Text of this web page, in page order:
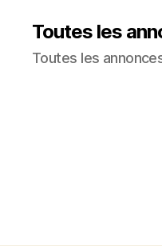
Toutes les
Toutes les